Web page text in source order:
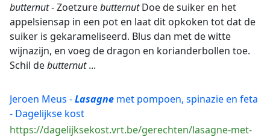
butternut- ZoetzurebutternutDoe de suiker en het
appelsiensap in een pot en laat dit opkoken tot dat de
suiker is gekarameliseerd. Blus dan met de witte
wijnazijn, en voeg de dragon en korianderbollen toe.
Schil debutternut...
Jeroen Meus -Lasagne met pompoen, spinazie en feta
- Dagelijkse kost
https://dagelijksekost.vrt.be/gerechten/lasagne-met-